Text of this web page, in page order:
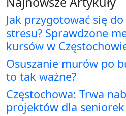
Jak przygotować się
stresu? Sprawdzone
kursów w
Osuszanie murów po
to tak ważne?
Częstochowa: Trwa
projektów dla